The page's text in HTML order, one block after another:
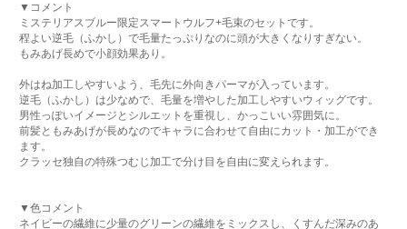
▼コメント
ミステリアスブルー限定スマートウルフ+毛束のセットです。
程よい逆毛（ふかし）で毛量たっぷりなのに頭が大きくなりすぎない。
もみあげ長めで小顔効果あり。
外はね加工しやすいよう、毛先に外向きパーマが入っています。
逆毛（ふかし）は少なめで、毛量を増やした加工しやすいウィッグです。
男性っぽいイメージとシルエットを重視し、かっこいい雰囲気に。
前髪ともみあげが長めなのでキャラに合わせて自由にカット・加工ができ
ます。
クラッセ独自の特殊つむじ加工で分け目を自由に変えられます。
▼色コメント
ネイビーの繊維に少量のグリーンの繊維をミックスし、くすんだ深みのあ